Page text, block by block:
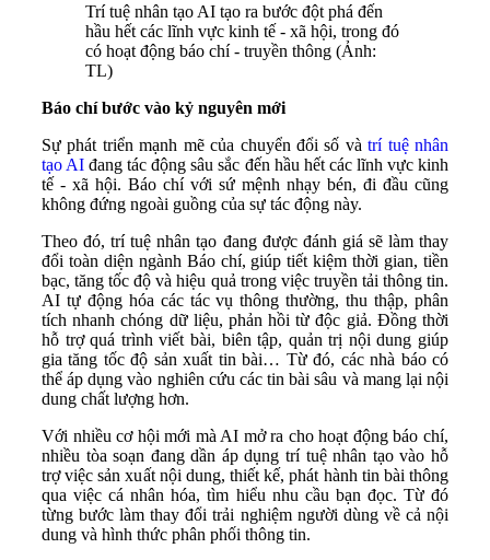
Trí tuệ nhân tạo AI tạo ra bước đột phá đến
hầu hết các lĩnh vực kinh tế - xã hội, trong đó
có hoạt động báo chí - truyền thông (Ảnh:
TL)
Báo chí bước vào kỷ nguyên mới
Sự phát triển mạnh mẽ của chuyển đổi số vàtrí tuệ nhân
tạo AI đang tác động sâu sắc đến hầu hết các lĩnh vực kinh
tế - xã hội. Báo chí với sứ mệnh nhạy bén, đi đầu cũng
không đứng ngoài guồng của sự tác động này.
Theo đó, trí tuệ nhân tạo đang được đánh giá sẽ làm thay
đổi toàn diện ngành Báo chí, giúp tiết kiệm thời gian, tiền
bạc, tăng tốc độ và hiệu quả trong việc truyền tải thông tin.
AI tự động hóa các tác vụ thông thường, thu thập, phân
tích nhanh chóng dữ liệu, phản hồi từ độc giả. Đồng thời
hỗ trợ quá trình viết bài, biên tập, quản trị nội dung giúp
gia tăng tốc độ sản xuất tin bài… Từ đó, các nhà báo có
thể áp dụng vào nghiên cứu các tin bài sâu và mang lại nội
dung chất lượng hơn.
Với nhiều cơ hội mới mà AI mở ra cho hoạt động báo chí,
nhiều tòa soạn đang dần áp dụng trí tuệ nhân tạo vào hỗ
trợ việc sản xuất nội dung, thiết kế, phát hành tin bài thông
qua việc cá nhân hóa, tìm hiểu nhu cầu bạn đọc. Từ đó
từng bước làm thay đổi trải nghiệm người dùng về cả nội
dung và hình thức phân phối thông tin.